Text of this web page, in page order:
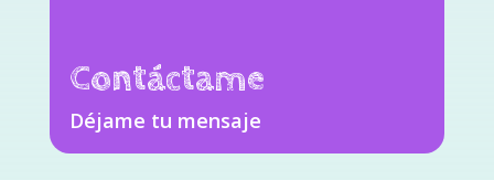
Contáctame
Déjame tu mensaje